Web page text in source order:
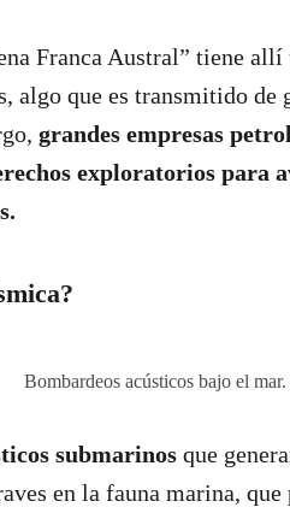
Franca Austral” tiene allí
que es transmitido de
grandes empresas
exploratorios para
Bombardeos acústicos bajo el mar.
submarinos que
en la fauna marina, que